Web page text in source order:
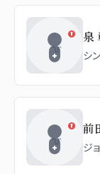
泉
シ
前
ジ